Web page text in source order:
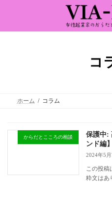
ン
ー
コ
ホーム コラム
からだとこころの相談
保護中:
ンド編】
2024年5月
この投
粋文はあ